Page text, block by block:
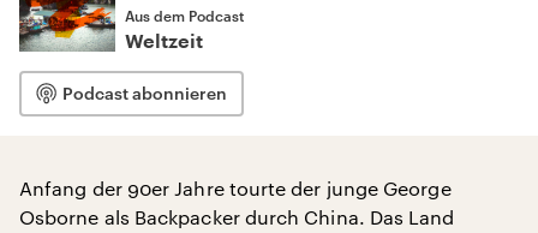
Aus dem Podcast
Weltzeit
Podcast abonnieren
Anfang der 90er Jahre tourte der junge George
Osborne als Backpacker durch China. Das Land